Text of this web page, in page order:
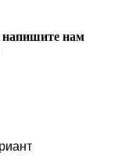
напишите нам